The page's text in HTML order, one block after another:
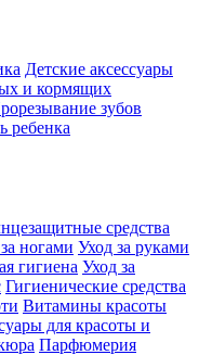
Детские аксессуары
и кормящих
зубов
ребенка
средства
ногами Уход за руками
гигиена Уход за
Гигиенические средства
Витамины красоты
для красоты и
Парфюмерия